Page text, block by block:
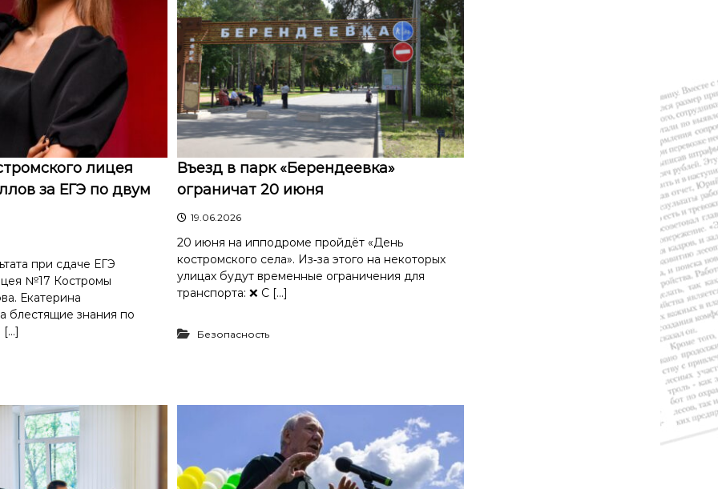
лицея
за ЕГЭ по двум
при сдаче ЕГЭ
№17 Костромы
Екатерина
блестящие знания по
[…]
Въезд в парк «Берендеевка»
ограничат 20 июня
19.06.2026
20 июня на ипподроме пройдёт «День
костромского села». Из‑за этого на некоторых
улицах будут временные ограничения для
транспорта: ❌ С […]
Безопасность